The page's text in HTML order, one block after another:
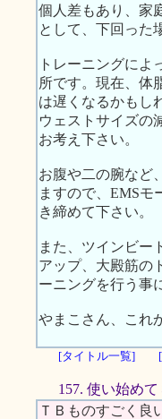
個人差もあり、家
として、下回った
トレーニングに
所です。現在、体
は遅くなるかもし
ウェストサイズの
お考え下さい。
お腹や二の腕など
ますので、EMS
き締めて下さい。
また、ツインビー
アップ、大殿筋の
ーニングを行う事
やまこさん、これ
[タイトル一覧]
157. 使い始めて
ＴＢものすごく良